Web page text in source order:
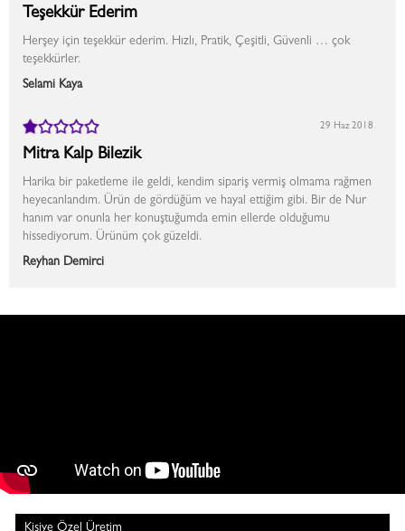
Teşekkür Ederim
Herşey için teşekkür ederim. Hızlı, Pratik, Çeşitli, Güvenli … çok
teşekkürler.
Selami Kaya
Mitra Kalp Bilezik
Harika bir paketleme ile geldi, kendim sipariş vermiş olmama rağmen
heyecanlandım. Ürün de gördüğüm ve hayal ettiğim gibi. Bir de Nur
hanım var onunla her konuştuğumda emin ellerde olduğumu
hissediyorum. Ürünüm çok güzeldi.
Reyhan Demirci
29 Haz 2018
Kişiye Özel Üretim